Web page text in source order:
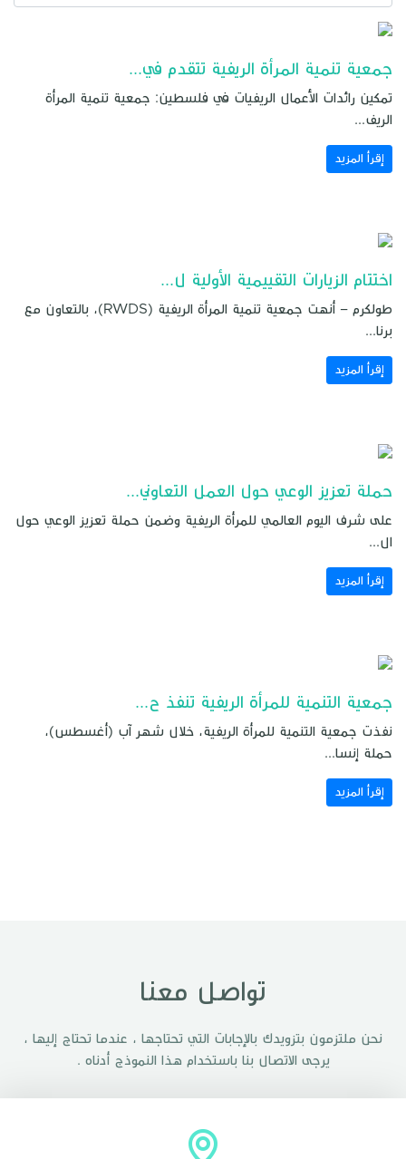
جمعية تنمية المرأة الريفية تتقدم في...
تمكين رائدات الأعمال الريفيات في فلسطين: جمعية تنمية المرأة
الريف...
إقرأ المزيد
اختتام الزيارات التقييمية الأولية ل...
طولكرم – أنهت جمعية تنمية المرأة الريفية (RWDS)، بالتعاون مع
برنا...
إقرأ المزيد
حملة تعزيز الوعي حول العمل التعاوني...
على شرف اليوم العالمي للمرأة الريفية وضمن حملة تعزيز الوعي حول
ال...
إقرأ المزيد
جمعية التنمية للمرأة الريفية تنفذ ح...
نفذت جمعية التنمية للمرأة الريفية، خلال شهر آب (أغسطس)،
حملة إنسا...
إقرأ المزيد
تواصل معنا
نحن ملتزمون بتزويدك بالإجابات التي تحتاجها ، عندما تحتاج إليها ،
يرجى الاتصال بنا باستخدام هذا النموذج أدناه .